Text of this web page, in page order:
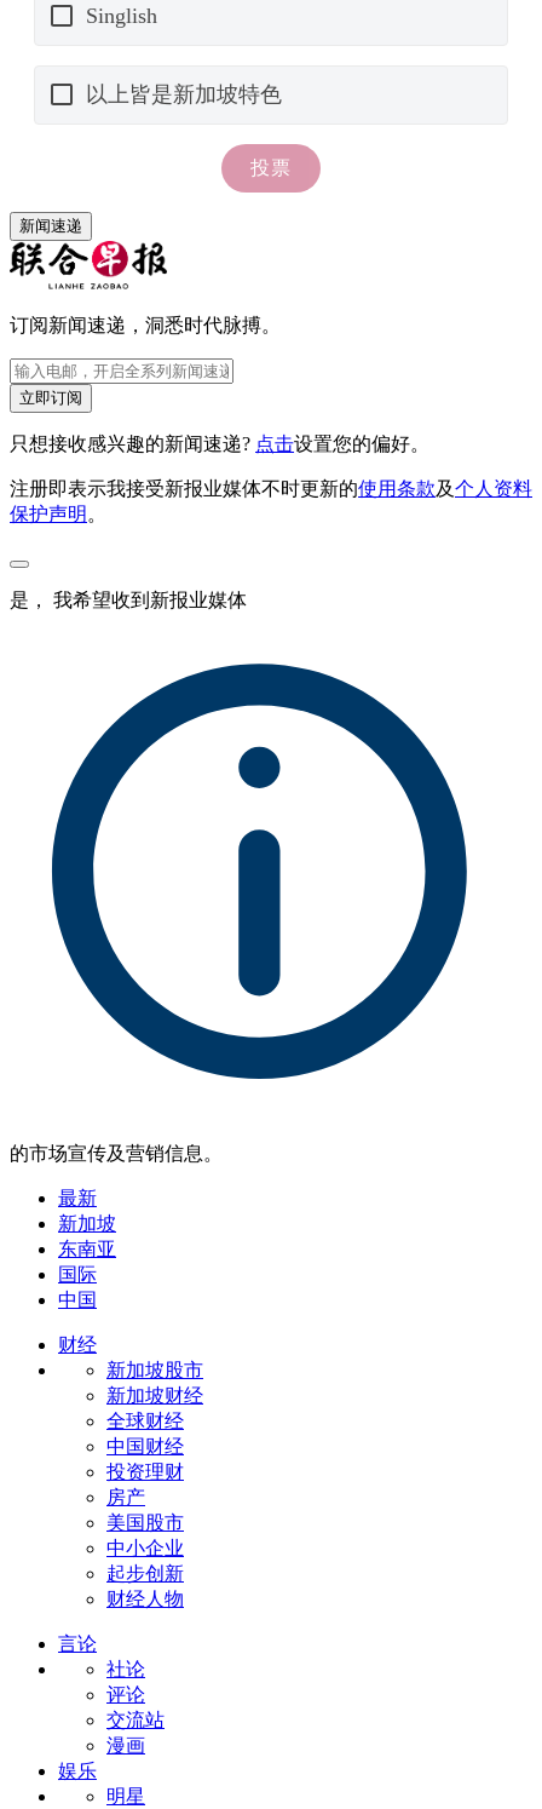
新闻速递
订阅新闻速递，洞悉时代脉搏。
立即订阅
只想接收感兴趣的新闻速递? 点击设置您的偏好。
注册即表示我接受新报业媒体不时更新的使用条款及个人资料
保护声明 。
是， 我希望收到新报业媒体
的市场宣传及营销信息。
最新
新加坡
东南亚
国际
中国
财经
新加坡股市
新加坡财经
全球财经
中国财经
投资理财
房产
美国股市
中小企业
起步创新
财经人物
言论
社论
评论
交流站
漫画
娱乐
明星